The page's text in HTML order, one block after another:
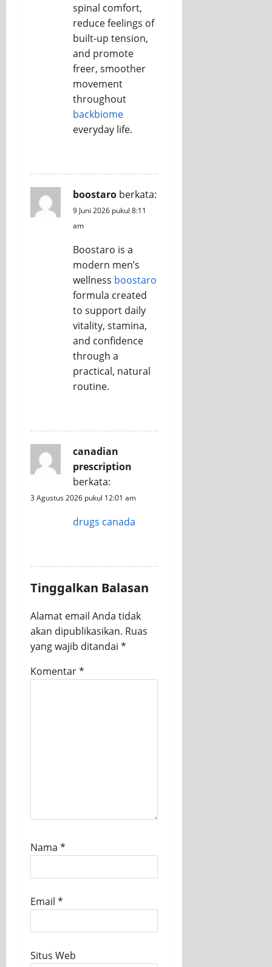
spinal comfort,
reduce feelings of
built-up tension,
and promote
freer, smoother
movement
throughout
backbiome
everyday life.
boostaro berkata:
9 Juni 2026 pukul 8:11
am
Boostaro is a
modern men’s
wellness boostaro
formula created
to support daily
vitality, stamina,
and confidence
through a
practical, natural
routine.
canadian
prescription
berkata:
3 Agustus 2026 pukul 12:01 am
drugs canada
Tinggalkan Balasan
Alamat email Anda tidak
akan dipublikasikan. Ruas
yang wajib ditandai *
Komentar*
Nama *
Email *
Situs Web